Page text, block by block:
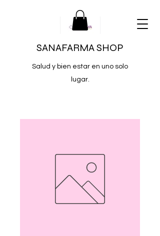
SANAFARMA SHOP
Salud y bien estar en uno solo
lugar.